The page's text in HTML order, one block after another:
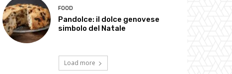
FOOD
Pandolce: il dolce genovese
simbolo del Natale
Load more